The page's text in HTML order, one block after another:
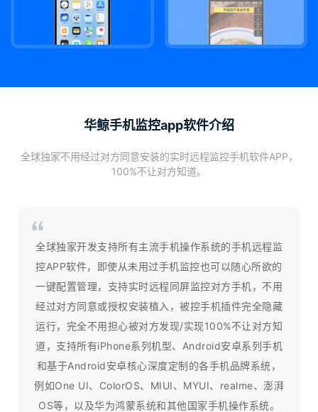
华鲸手机监控app软件介绍
全球独家不用经过对方同意安装的实时远程监控手机软件APP，
100%不让对方知道。
全球独家开发支持所有主流手机操作系统的手机远程监
控APP软件，即使从未用过手机监控也可以随心所欲的
一键配置管理，支持实时远程同屏监控对方手机，不用
经过对方同意或授权安装植入，被控手机插件完全隐藏
运行，完全不用担心被对方发现/实现100%不让对方知
道，支持所有iPhone系列机型、Android安卓系列手机
和基于Android安卓核心深度定制的各手机品牌系统，
例如One UI、ColorOS、MIUI、MYUI、realme、澎湃
OS等，以及华为鸿蒙系统和其他国家手机操作系统。